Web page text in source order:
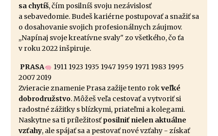
sa chytíš, čím posilníš svoju nezávislosť
a sebavedomie. Budeš kariérne postupovať a snažiť sa
o dosahovanie svojich profesionálnych záujmov.
,,Napínaj svoje kreatívne svaly" zo všetkého, čo ťa
v roku 2022 inšpiruje.
PRASA
1911 1923 1935 1947 1959 1971 1983 1995
2007 2019
Zvieracie znamenie Prasa zažije tento rokveľké
dobrodružstvo. Môžeš veľa cestovať a vytvoriť si
radostné zážitky s blízkymi, priateľmi a kolegami.
Naskytne sa ti príležitosťposilniť nielen aktuálne
vzťahy, ale spájať sa a pestovať nové vzťahy - získať